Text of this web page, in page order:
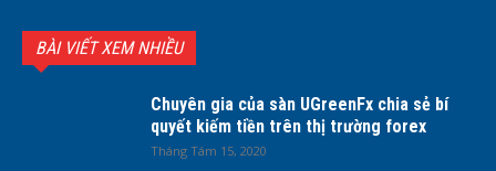
BÀI VIẾT XEM NHIỀU
Chuyên gia của sàn UGreenFx chia sẻ bí
quyết kiếm tiền trên thị trường forex
Tháng Tám 15, 2020